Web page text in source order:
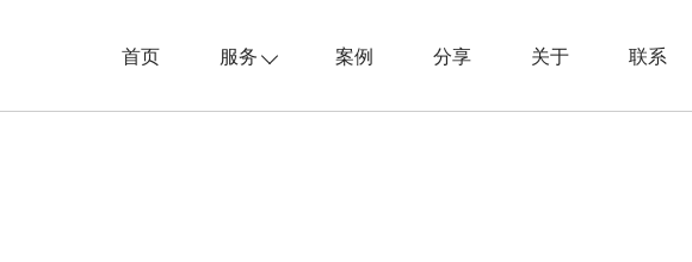
首页 服务 案例 分享 关于 联系